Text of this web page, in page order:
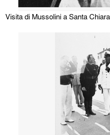
Visita di Mussolini a Santa